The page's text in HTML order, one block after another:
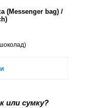
(Messenger bag) /
или сумку?